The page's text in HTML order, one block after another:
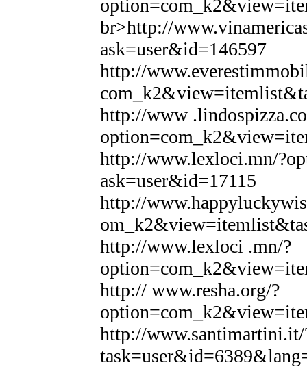
br>http://
ask=user&id=146597
http://
http://www
http://www.lexloci.mn/
ask=user&id=17115
http://
http://www.lexloci .mn/?
http:// www.resha.org/?
http://